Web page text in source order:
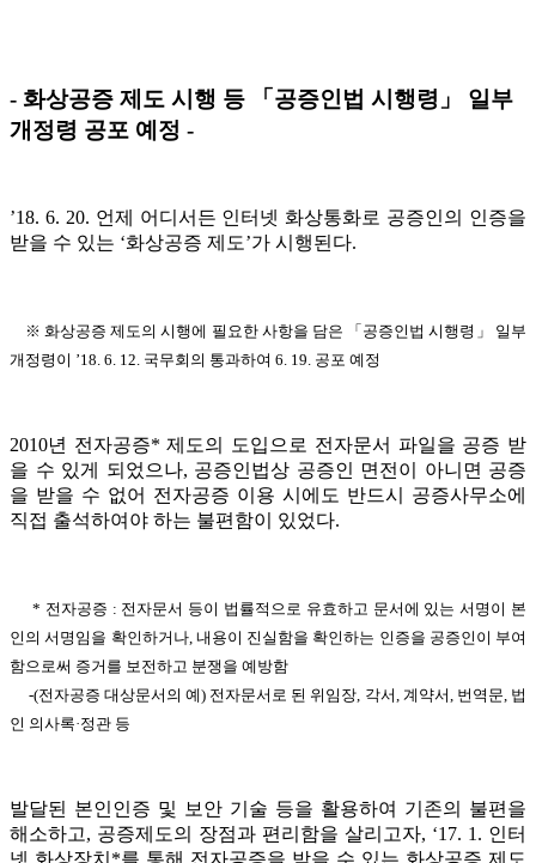
- 화상공증 제도 시행 등 「공증인법 시행령」 일부
개정령 공포 예정 -
’18. 6. 20. 언제 어디서든 인터넷 화상통화로 공증인의 인증을
받을 수 있는 ‘화상공증 제도’가 시행된다.
※ 화상공증 제도의 시행에 필요한 사항을 담은 「공증인법 시행령」 일부
개정령이 ’18. 6. 12. 국무회의 통과하여 6. 19. 공포 예정
2010년 전자공증* 제도의 도입으로 전자문서 파일을 공증 받
을 수 있게 되었으나, 공증인법상 공증인 면전이 아니면 공증
을 받을 수 없어 전자공증 이용 시에도 반드시 공증사무소에
직접 출석하여야 하는 불편함이 있었다.
* 전자공증 : 전자문서 등이 법률적으로 유효하고 문서에 있는 서명이 본
인의 서명임을 확인하거나, 내용이 진실함을 확인하는 인증을 공증인이 부여
함으로써 증거를 보전하고 분쟁을 예방함
-(전자공증 대상문서의 예) 전자문서로 된 위임장, 각서, 계약서, 번역문, 법
인 의사록·정관 등
발달된 본인인증 및 보안 기술 등을 활용하여 기존의 불편을
해소하고, 공증제도의 장점과 편리함을 살리고자, ‘17. 1. 인터
넷 화상장치*를 통해 전자공증을 받을 수 있는 화상공증 제도